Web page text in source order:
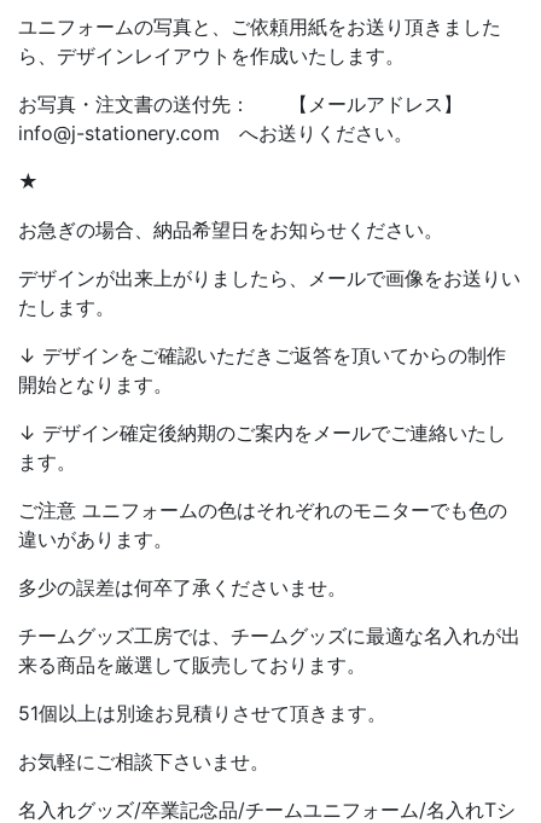
ユニフォームの写真と、ご依頼用紙をお送り頂きました
ら、デザインレイアウトを作成いたします。
お写真・注文書の送付先： 【メールアドレス】
info@j-stationery.com へお送りください。
★
お急ぎの場合、納品希望日をお知らせください。
デザインが出来上がりましたら、メールで画像をお送りい
たします。
↓ デザインをご確認いただきご返答を頂いてからの制作
開始となります。
↓ デザイン確定後納期のご案内をメールでご連絡いたし
ます。
ご注意 ユニフォームの色はそれぞれのモニターでも色の
違いがあります。
多少の誤差は何卒了承くださいませ。
チームグッズ工房では、チームグッズに最適な名入れが出
来る商品を厳選して販売しております。
51個以上は別途お見積りさせて頂きます。
お気軽にご相談下さいませ。
名入れグッズ/卒業記念品/チームユニフォーム/名入れTシ